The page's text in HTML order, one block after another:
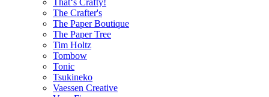
That‘s Crafty!
The Crafter's
The Paper Boutique
The Paper Tree
Tim Holtz
Tombow
Tonic
Tsukineko
Vaessen Creative